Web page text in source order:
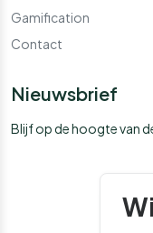
Gamification
Contact
Nieuwsbrief
Blijf op de hoogte van